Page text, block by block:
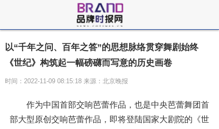
以“千年之问、百年之答”的思想脉络贯穿舞剧始终
《世纪》构筑起一幅磅礴而写意的历史画卷
时间：2022-11-09 08:15:18 来源：北京晚报
作为中国首部交响芭蕾作品，也是中央芭蕾舞团首
部大型原创交响芭蕾作品，即将登陆国家大剧院的《世